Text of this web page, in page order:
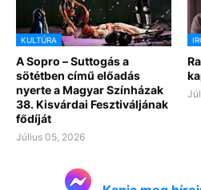
KULTÚRA
A Sopro – Suttogás a
sötétben című előadás
nyerte a Magyar Színházak
38. Kisvárdai Fesztiváljának
fődíját
Július 05, 2026